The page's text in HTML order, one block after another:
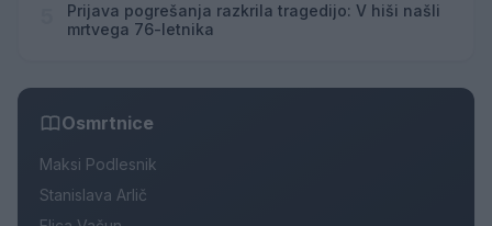
Prijava pogrešanja razkrila tragedijo: V hiši našli
mrtvega 76-letnika
Osmrtnice
Maksi Podlesnik
Stanislava Arlič